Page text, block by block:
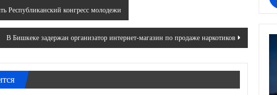
Республиканский конгресс молодежи
В Бишкеке задержан организатор интернет-магазин по продаже наркотиков